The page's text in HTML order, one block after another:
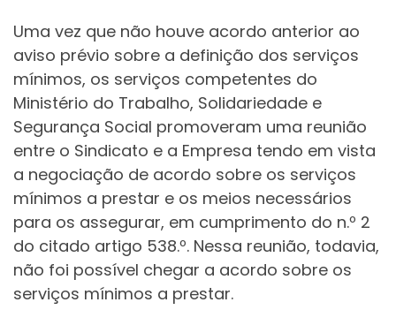
Uma vez que não houve acordo anterior ao
aviso prévio sobre a definição dos serviços
mínimos, os serviços competentes do
Ministério do Trabalho, Solidariedade e
Segurança Social promoveram uma reunião
entre o Sindicato e a Empresa tendo em vista
a negociação de acordo sobre os serviços
mínimos a prestar e os meios necessários
para os assegurar, em cumprimento do n.º 2
do citado artigo 538.º. Nessa reunião, todavia,
não foi possível chegar a acordo sobre os
serviços mínimos a prestar.